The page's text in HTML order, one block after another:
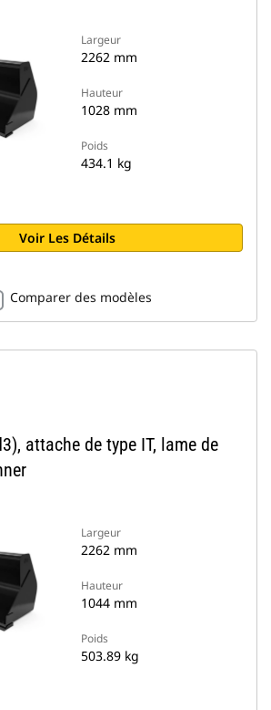
Largeur
2262 mm
Hauteur
1028 mm
Poids
434.1 kg
Voir Les Détails
Comparer des modèles
attache de type IT, lame de
Largeur
2262 mm
Hauteur
1044 mm
Poids
503.89 kg